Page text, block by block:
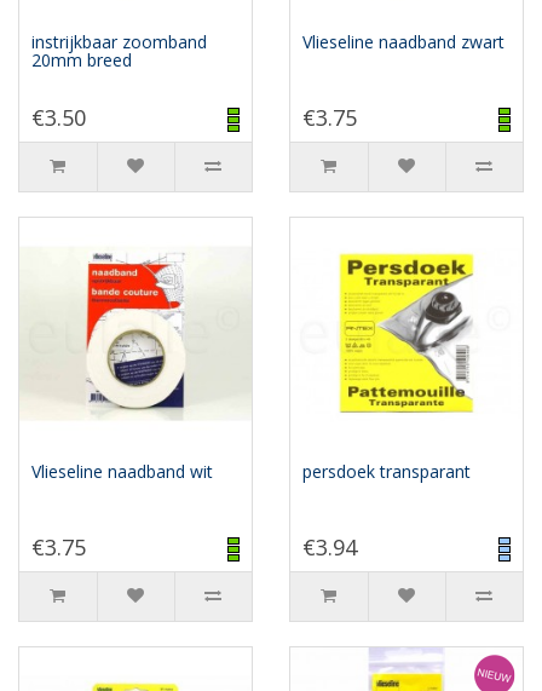
instrijkbaar zoomband
20mm breed
€3.50
Vlieseline naadband zwart
€3.75
Vlieseline naadband wit
€3.75
persdoek transparant
€3.94